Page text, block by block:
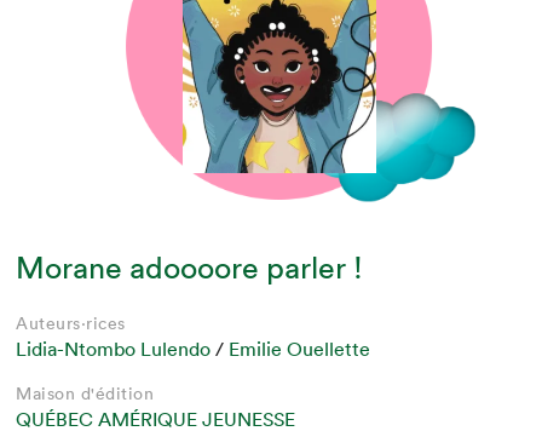
Morane adoooore parler !
Auteurs·rices
Lidia-Ntombo Lulendo / Emilie Ouellette
Maison d'édition
QUÉBEC AMÉRIQUE JEUNESSE